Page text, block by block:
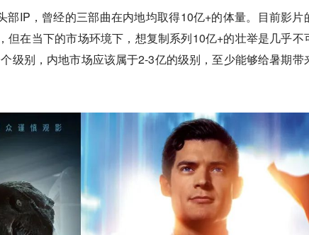
部IP，曾经的三部曲在内地均取得10亿+的体量。目前影片
但在当下的市场环境下，想复制系列10亿+的壮举是几乎不
级别，内地市场应该属于2-3亿的级别，至少能够给暑期带